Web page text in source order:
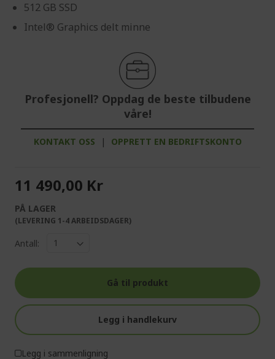
512 GB SSD
Intel® Graphics delt minne
Profesjonell? Oppdag de beste tilbudene
våre!
KONTAKT OSS | OPPRETT EN BEDRIFTSKONTO
11 490,00 Kr
PÅ LAGER
(LEVERING 1-4 ARBEIDSDAGER)
Antall:
Gå til produkt
Legg i handlekurv
Legg i sammenligning